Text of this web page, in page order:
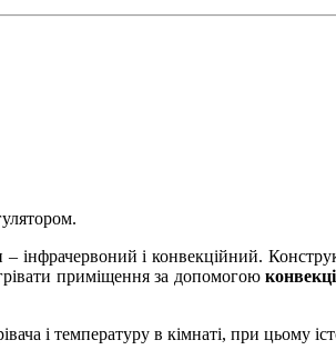
інфрачервоний і конвекційний.
приміщення за допомогою
і температуру в кімнаті, при цьому